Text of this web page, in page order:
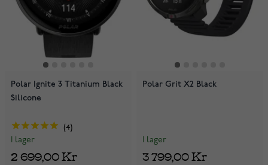
Polar Ignite 3 Titanium Black
Silicone
4
I lager
2 699,00 Kr
Polar Grit X2 Black
I lager
3 799,00 Kr